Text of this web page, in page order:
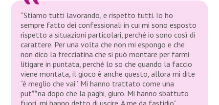
“Stiamo tutti lavorando, e rispetto tutti. Io ho
sempre fatto dei confessionali in cui mi sono esposto
rispetto a situazioni particolari, perché io sono così di
carattere. Per una volta che non mi espongo e che
non dico la frecciatina che si può montare per farmi
litigare in puntata, perché lo so che quando la faccio
viene montata, il gioco è anche questo, allora mi dite
“è meglio che vai”. Mi hanno trattato come una
put**na dopo che la paghi, giuro. Mi hanno sbattuto
fuori, mi hanno detto di uscire. A me da fastidio”.